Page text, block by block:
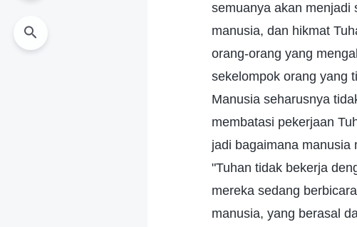
semuanya akan menjadi
manusia, dan hikmat
orang-orang yang
sekelompok orang yang
Manusia seharusnya
membatasi pekerjaan
jadi bagaimana manusia
"Tuhan tidak bekerja
mereka sedang
manusia, yang berasal